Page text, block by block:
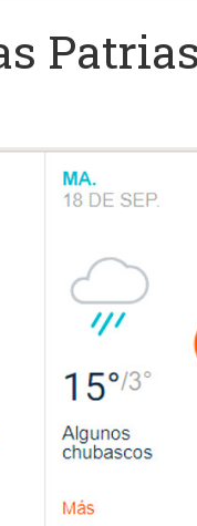
Patrias